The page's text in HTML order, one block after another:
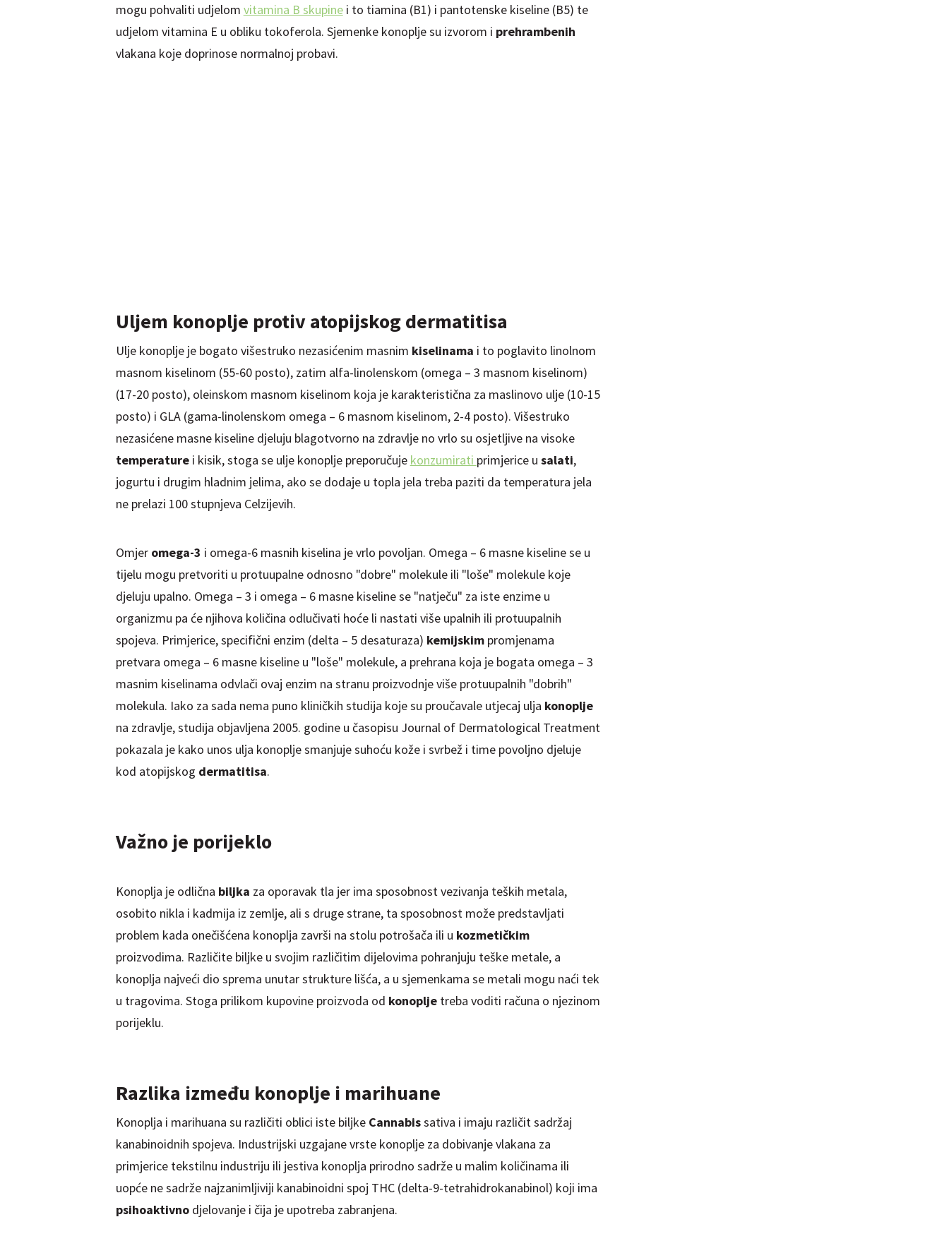
mogu pohvaliti udjelom vitamina B skupinei to tiamina (B1) i pantotenske kiseline (B5) te
udjelom vitamina E u obliku tokoferola. Sjemenke konoplje su izvorom i prehrambenih
vlakana koje doprinose normalnoj probavi.
Uljem konoplje protiv atopijskog dermatitisa
Ulje konoplje je bogato višestruko nezasićenim masnim kiselinama i to poglavito linolnom
masnom kiselinom (55-60 posto), zatim alfa-linolenskom (omega – 3 masnom kiselinom)
(17-20 posto), oleinskom masnom kiselinom koja je karakteristična za maslinovo ulje (10-15
posto) i GLA (gama-linolenskom omega – 6 masnom kiselinom, 2-4 posto). Višestruko
nezasićene masne kiseline djeluju blagotvorno na zdravlje no vrlo su osjetljive na visoke
temperature i kisik, stoga se ulje konoplje preporučuje konzumirati primjerice u salati,
jogurtu i drugim hladnim jelima, ako se dodaje u topla jela treba paziti da temperatura jela
ne prelazi 100 stupnjeva Celzijevih.
Omjeromega-3 i omega-6 masnih kiselina je vrlo povoljan. Omega – 6 masne kiseline se u
tijelu mogu pretvoriti u protuupalne odnosno "dobre" molekule ili "loše" molekule koje
djeluju upalno. Omega – 3 i omega – 6 masne kiseline se "natječu" za iste enzime u
organizmu pa će njihova količina odlučivati hoće li nastati više upalnih ili protuupalnih
spojeva. Primjerice, specifični enzim (delta – 5 desaturaza) kemijskim promjenama
pretvara omega – 6 masne kiseline u "loše" molekule, a prehrana koja je bogata omega – 3
masnim kiselinama odvlači ovaj enzim na stranu proizvodnje više protuupalnih "dobrih"
molekula. Iako za sada nema puno kliničkih studija koje su proučavale utjecaj ulja konoplje
na zdravlje, studija objavljena 2005. godine u časopisu Journal of DermatologicalTreatment
pokazala je kako unos ulja konoplje smanjuje suhoću kože i svrbež i time povoljno djeluje
kod atopijskog dermatitisa.
Važno je porijeklo
Konoplja je odlična biljka za oporavak tla jer ima sposobnost vezivanja teških metala,
osobito nikla i kadmija iz zemlje, ali s druge strane, ta sposobnost može predstavljati
problem kada onečišćena konoplja završi na stolu potrošača ili u kozmetičkim
proizvodima. Različite biljke u svojim različitim dijelovima pohranjuju teške metale, a
konoplja najveći dio sprema unutar strukture lišća, a u sjemenkama se metali mogu naći tek
u tragovima. Stoga prilikom kupovine proizvoda od konoplje treba voditi računa o njezinom
porijeklu.
Razlika između konoplje i marihuane
Konoplja i marihuana su različiti oblici iste biljke Cannabissativa i imaju različit sadržaj
kanabinoidnih spojeva. Industrijski uzgajane vrste konoplje za dobivanje vlakana za
primjerice tekstilnu industriju ili jestiva konoplja prirodno sadrže u malim količinama ili
uopće ne sadrže najzanimljiviji kanabinoidni spoj THC (delta-9-tetrahidrokanabinol) koji ima
psihoaktivno djelovanje i čija je upotreba zabranjena.